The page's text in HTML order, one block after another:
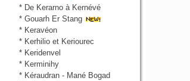
* De Kerarno à Kernévé
* Gouarh Er Stang
* Keravéon
* Kerhilio et Keriourec
* Keridenvel
* Kerminihy
* Kéraudran - Mané Bogad